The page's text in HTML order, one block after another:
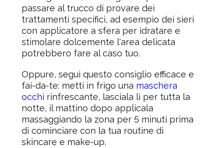
passare al trucco di provare dei
trattamenti specifici, ad esempio dei sieri
con applicatore a sfera per idratare e
stimolare dolcemente l'area delicata
potrebbero fare al caso tuo.
Oppure, segui questo consiglio efficace e
fai-da-te: metti in frigo una maschera
occhi rinfrescante, lasciala lì per tutta la
notte, il mattino dopo applicala
massaggiando la zona per 5 minuti prima
di cominciare con la tua routine di
skincare e make-up.